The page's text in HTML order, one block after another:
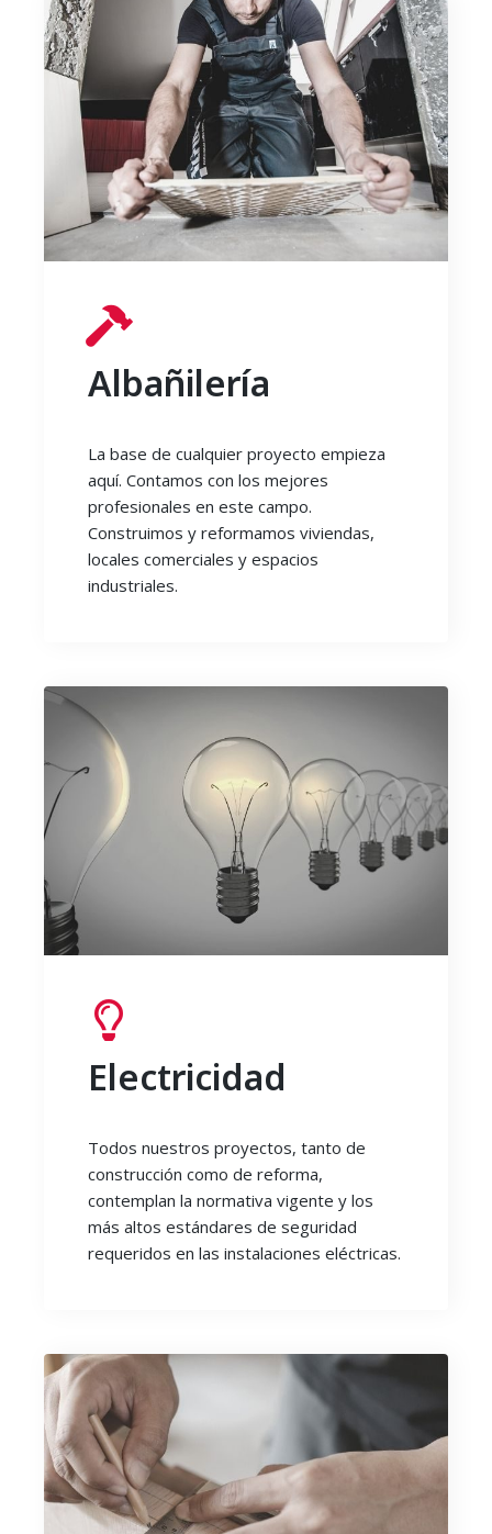
Albañilería
La base de cualquier proyecto empieza
aquí. Contamos con los mejores
profesionales en este campo.
Construimos y reformamos viviendas,
locales comerciales y espacios
industriales.
Electricidad
Todos nuestros proyectos, tanto de
construcción como de reforma,
contemplan la normativa vigente y los
más altos estándares de seguridad
requeridos en las instalaciones eléctricas.